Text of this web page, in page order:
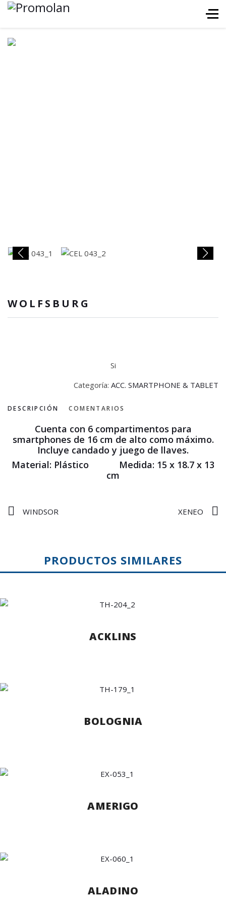
WOLFSBURG
Si
Categoría: ACC. SMARTPHONE & TABLET
DESCRIPCIÓN COMENTARIOS
Cuenta con 6 compartimentos para
smartphones de 16 cm de alto como máximo.
Incluye candado y juego de llaves.
Material: Plástico Medida: 15 x 18.7 x 13
cm
WINDSOR XENEO
PRODUCTOS SIMILARES
ACKLINS
BOLOGNIA
AMERIGO
ALADINO